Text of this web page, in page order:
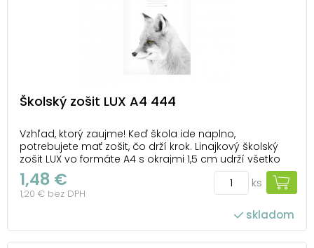
Školský zošit LUX A4 444
Vzhľad, ktorý zaujme! Keď škola ide naplno,
potrebujete mať zošit, čo drží krok. Linajkový školský
zošit LUX vo formáte A4 s okrajmi 1,5 cm udrží všetko
prehľadne na svojom mieste. Žiadne ohnuté rohy ani
zašpinená obálka. Lesklý povrch s motívom polárnej
líšky zvládne každodenné nasadenie –...
1,48 €
1,20 € bez DPH
ks
skladom